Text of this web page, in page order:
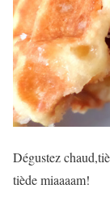
Dégustez
tiède miaaaam!